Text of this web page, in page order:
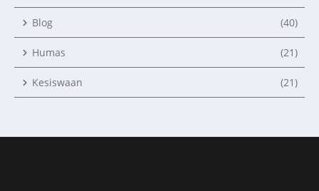
Blog (40)
Humas (21)
Kesiswaan (21)